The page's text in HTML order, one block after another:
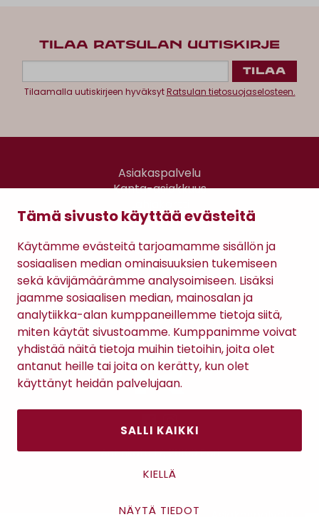
Tämä sivusto käyttää evästeitä
Käytämme evästeitä tarjoamamme sisällön ja
sosiaalisen median ominaisuuksien tukemiseen
sekä kävijämäärämme analysoimiseen. Lisäksi
jaamme sosiaalisen median, mainosalan ja
analytiikka-alan kumppaneillemme tietoja siitä,
miten käytät sivustoamme. Kumppanimme voivat
yhdistää näitä tietoja muihin tietoihin, joita olet
antanut heille tai joita on kerätty, kun olet
käyttänyt heidän palvelujaan.
SALLI KAIKKI
KIELLÄ
NÄYTÄ TIEDOT
TILAA RATSULAN UUTISKIRJE
Tilaamalla uutiskirjeen hyväksytRatsulan tietosuojaselosteen.
Asiakaspalvelu
Kanta-asiakkuus
Gomee Ratsula Café
Antinkatu 17, 28100 Pori
Sopimusehdot
Tietosuojaseloste
Maksutavat